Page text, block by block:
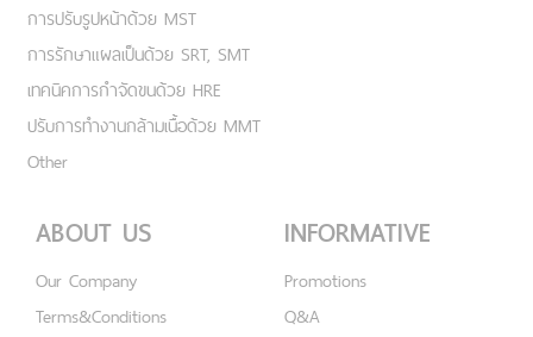
การปรับรูปหน้าด้วย MST
การรักษาแผลเป็นด้วย SRT, SMT
เทคนิคการกำจัดขนด้วย HRE
ปรับการทำงานกล้ามเนื้อด้วย MMT
Other
ABOUT US
Our Company
Terms&Conditions
INFORMATIVE
Promotions
Q&A